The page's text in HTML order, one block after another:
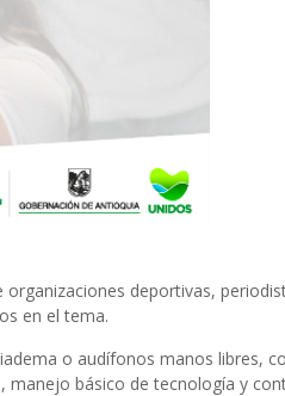
deportivas,
en el tema.
o audífonos manos libres,
manejo básico de tecnología y